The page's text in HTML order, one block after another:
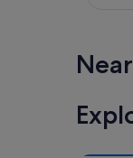
»d’un
séjour
nuit
pour
Les